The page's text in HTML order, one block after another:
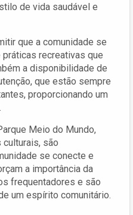
de vida saudável e
que a comunidade se
recreativas que
a disponibilidade de
que estão sempre
proporcionando um
Meio do Mundo,
são
se conecte e
a importância da
frequentadores e são
um espírito comunitário.